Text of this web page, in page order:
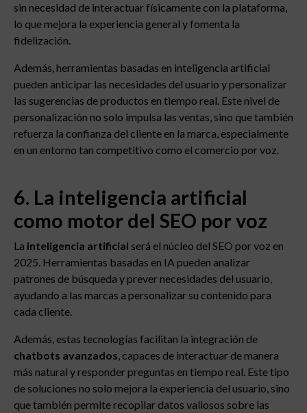
sin necesidad de interactuar físicamente con la plataforma,
lo que mejora la experiencia general y fomenta la
fidelización.
Además, herramientas basadas en inteligencia artificial
pueden anticipar las necesidades del usuario y personalizar
las sugerencias de productos en tiempo real. Este nivel de
personalización no solo impulsa las ventas, sino que también
refuerza la confianza del cliente en la marca, especialmente
en un entorno tan competitivo como el comercio por voz.
6. La inteligencia artificial
como motor del SEO por voz
La inteligencia artificial será el núcleo del SEO por voz en
2025. Herramientas basadas en IA pueden analizar
patrones de búsqueda y prever necesidades del usuario,
ayudando a las marcas a personalizar su contenido para
cada cliente.
Además, estas tecnologías facilitan la integración de
chatbots avanzados, capaces de interactuar de manera
más natural y responder preguntas en tiempo real. Este tipo
de soluciones no solo mejora la experiencia del usuario, sino
que también permite recopilar datos valiosos sobre las